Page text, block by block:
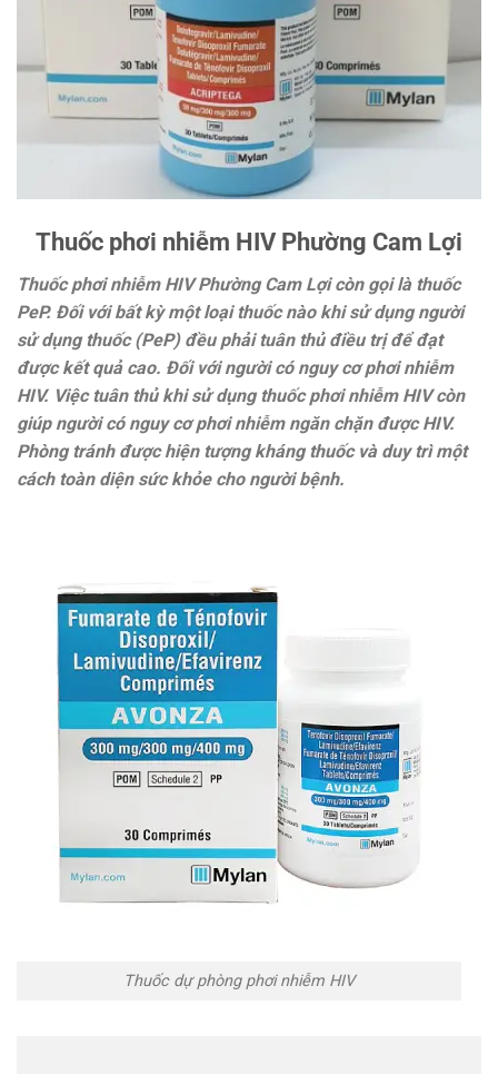
Thuốc phơi nhiễm HIV Phường Cam Lợi
Thuốc phơi nhiễm HIV Phường Cam Lợi còn gọi là thuốc
PeP. Đối với bất kỳ một loại thuốc nào khi sử dụng người
sử dụng thuốc (PeP) đều phải tuân thủ điều trị để đạt
được kết quả cao. Đối với người có nguy cơ phơi nhiễm
HIV. Việc tuân thủ khi sử dụng thuốc phơi nhiễm HIV còn
giúp người có nguy cơ phơi nhiễm ngăn chặn được HIV.
Phòng tránh được hiện tượng kháng thuốc và duy trì một
cách toàn diện sức khỏe cho người bệnh.
Thuốc dự phòng phơi nhiễm HIV